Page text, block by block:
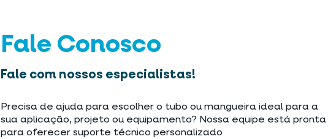
Fale Conosco
Fale com nossos especialistas!
Precisa de ajuda para escolher o tubo ou mangueira ideal para a
sua aplicação, projeto ou equipamento? Nossa equipe está pronta
para oferecer suporte técnico personalizado